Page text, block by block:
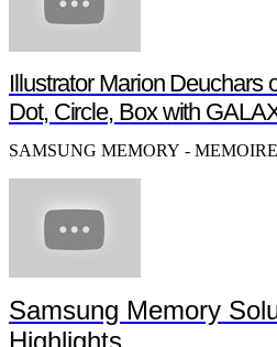
Tutoriel Samsung Smart
Samsung Mobile :
Götze joins